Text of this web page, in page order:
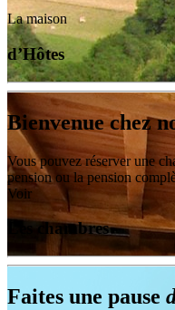
La maison
d’Hôtes
Bienvenue chez
Vous pouvez réserver une
pension ou la pension
Voir
Les chambres
Faites une pause